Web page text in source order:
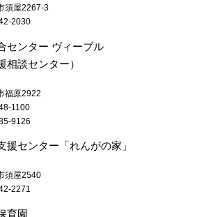
須屋2267-3
2030
センター ヴィーブル
相談センター）
福原2922
1100
9126
援センター「れんがの家」
須屋2540
2271
育園